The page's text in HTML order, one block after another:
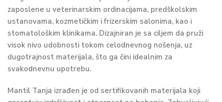
zaposlene u veterinarskim ordinacijama, predškolskim
ustanovama, kozmetičkim i frizerskim salonima, kao i
stomatološkim klinikama. Dizajniran je sa ciljem da pruži
visok nivo udobnosti tokom celodnevnog nošenja, uz
dugotrajnost materijala, što ga čini idealnim za
svakodnevnu upotrebu.
Mantil Tanja izrađen je od sertifikovanih materijala koji